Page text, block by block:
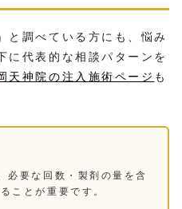
と調べている方にも、悩み
に代表的な相談パターンを
天神院の注入施術ページ も
必要な回数・製剤の量を含
ことが重要です。